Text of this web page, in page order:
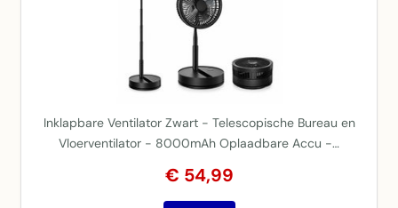
Inklapbare Ventilator Zwart - Telescopische Bureau en
Vloerventilator - 8000mAh Oplaadbare Accu -…
€ 54,99